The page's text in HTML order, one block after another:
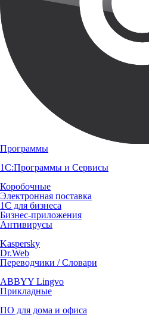
Программы
1С:Программы и Сервисы
Коробочные
Электронная поставка
1С для бизнеса
Бизнес-приложения
Антивирусы
Kaspersky
Dr.Web
Переводчики / Словари
ABBYY Lingvo
Прикладные
ПО для дома и офиса